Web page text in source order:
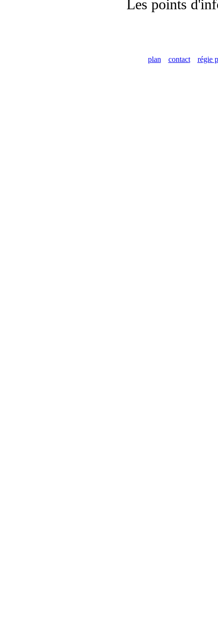
Les points
plan contact régie